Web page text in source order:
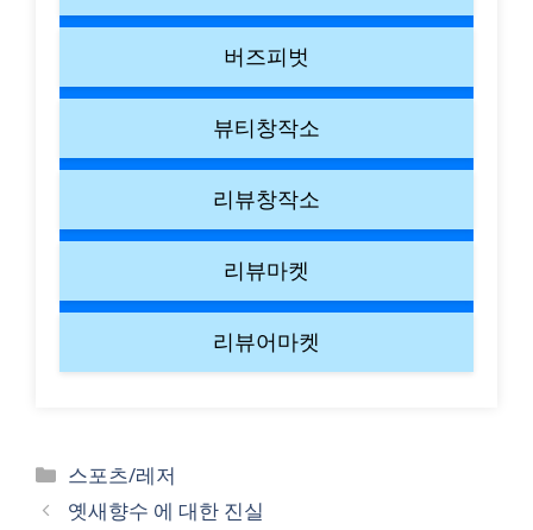
버즈피벗
뷰티창작소
리뷰창작소
리뷰마켓
리뷰어마켓
Categories
스포츠/레저
옛새향수 에 대한 진실